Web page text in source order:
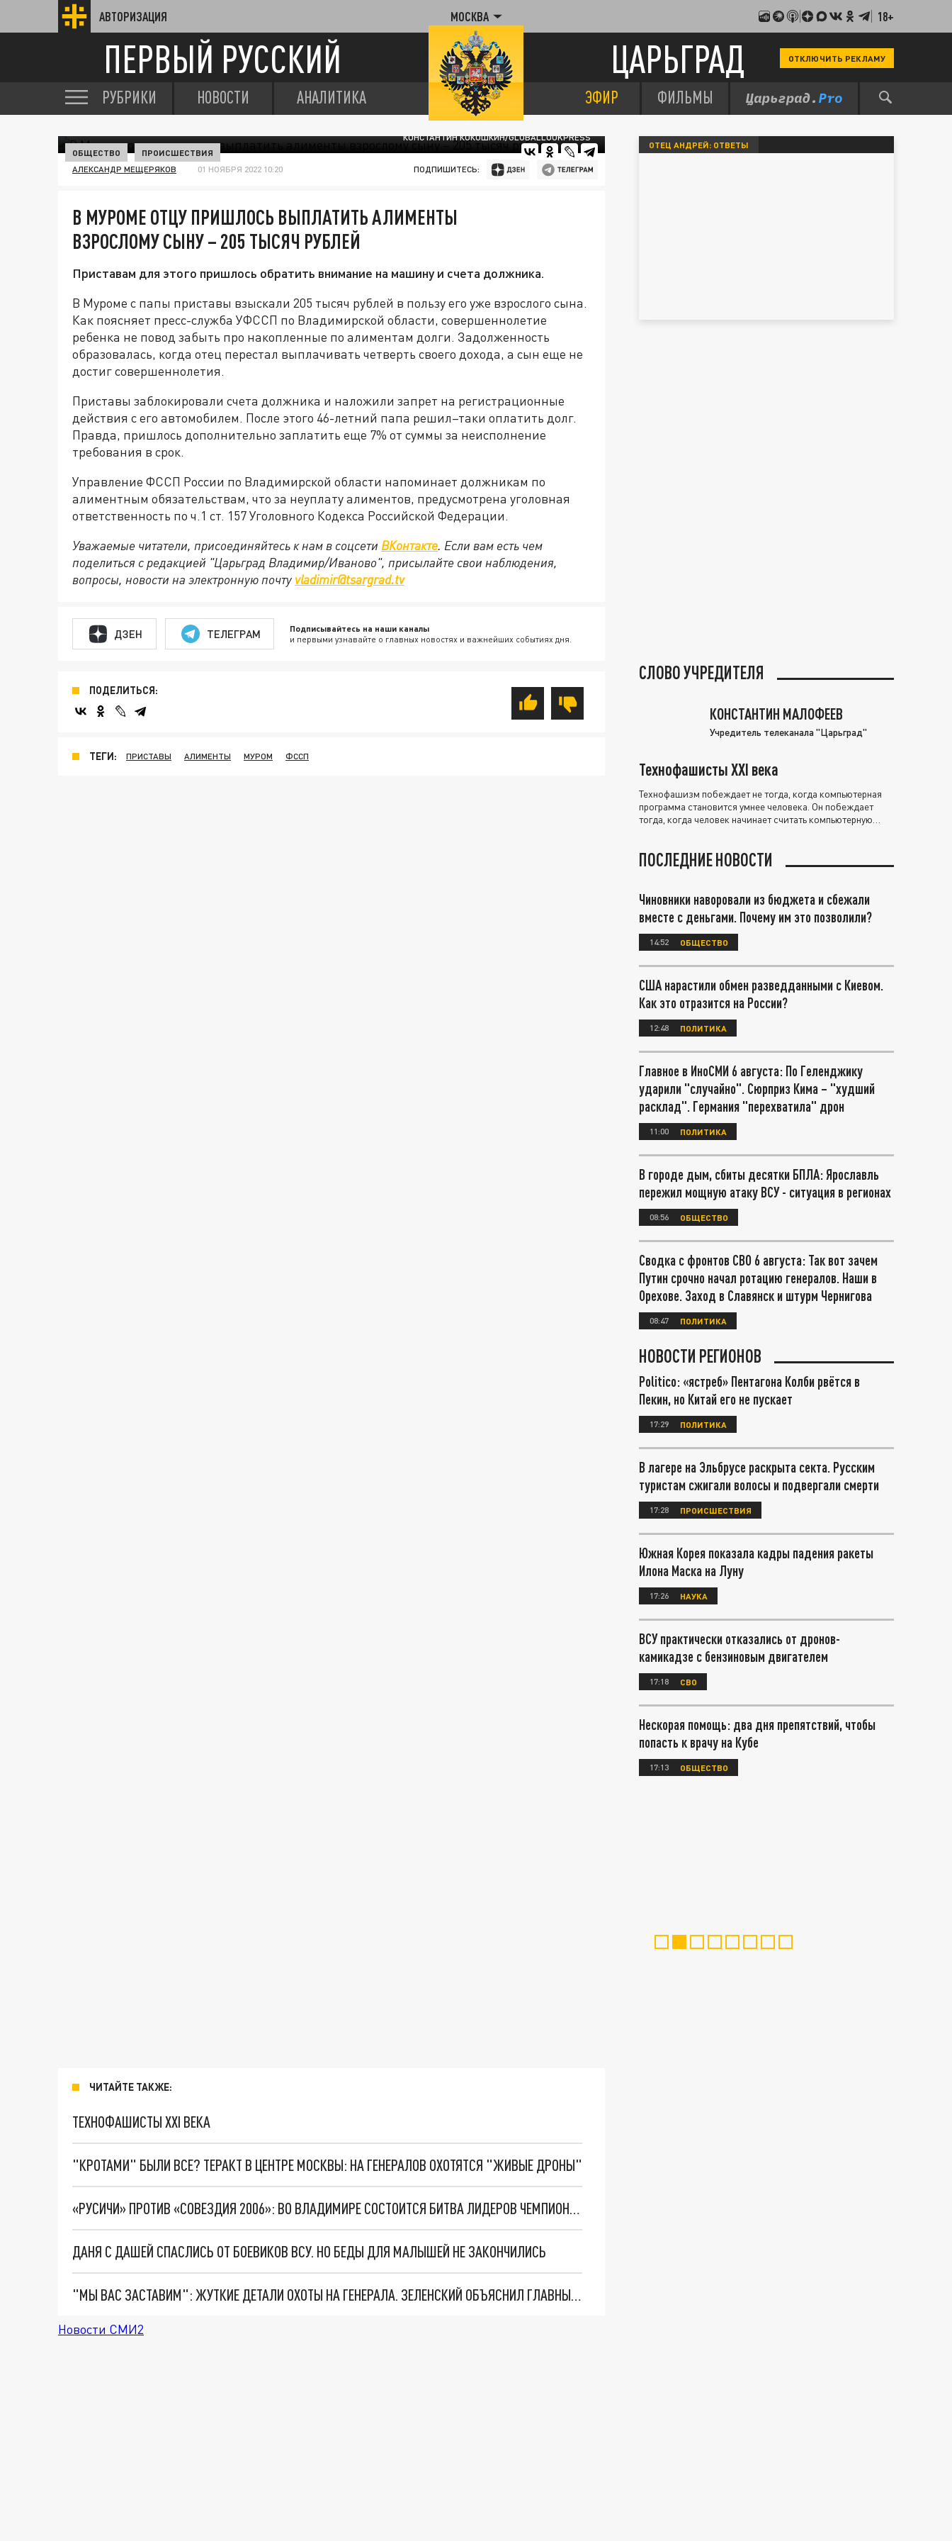
АВТОРИЗАЦИЯ МОСКВА 18+
ПЕРВЫЙ РУССКИЙ ЦАРЬГРАД ОТКЛЮЧИТЬ РЕКЛАМУ
РУБРИКИ НОВОСТИ АНАЛИТИКА ЭФИР ФИЛЬМЫ
КОНСТАНТИН КОКОШКИН/GLOBALLOOKPRESS
ОБЩЕСТВО ПРОИСШЕСТВИЯ
АЛЕКСАНДР МЕЩЕРЯКОВ 01 НОЯБРЯ 2022 10:20 ПОДПИШИТЕСЬ:
В МУРОМЕ ОТЦУ ПРИШЛОСЬ ВЫПЛАТИТЬ АЛИМЕНТЫ
ВЗРОСЛОМУ СЫНУ – 205 ТЫСЯЧ РУБЛЕЙ
Приставам для этого пришлось обратить внимание на машину и счета должника.
В Муроме с папы приставы взыскали 205 тысяч рублей в пользу его уже взрослого сына.
Как поясняет пресс-служба УФССП по Владимирской области, совершеннолетие
ребенка не повод забыть про накопленные по алиментам долги. Задолженность
образовалась, когда отец перестал выплачивать четверть своего дохода, а сын еще не
достиг совершеннолетия.
Приставы заблокировали счета должника и наложили запрет на регистрационные
действия с его автомобилем. После этого 46-летний папа решил–таки оплатить долг.
Правда, пришлось дополнительно заплатить еще 7% от суммы за неисполнение
требования в срок.
Управление ФССП России по Владимирской области напоминает должникам по
алиментным обязательствам, что за неуплату алиментов, предусмотрена уголовная
ответственность по ч.1 ст. 157 Уголовного Кодекса Российской Федерации.
Уважаемые читатели, присоединяйтесь к нам в соцсети ВКонтакте. Если вам есть чем
поделиться с редакцией "Царьград Владимир/Иваново", присылайте свои наблюдения,
вопросы, новости на электронную почту vladimir@tsargrad.tv
ДЗЕН ТЕЛЕГРАМ Подписывайтесь на наши каналы
и первыми узнавайте о главных новостях и важнейших событиях дня.
ПОДЕЛИТЬСЯ:
ТЕГИ: ПРИСТАВЫ АЛИМЕНТЫ МУРОМ ФССП
ЧИТАЙТЕ ТАКЖЕ:
ТЕХНОФАШИСТЫ XXI ВЕКА
"КРОТАМИ" БЫЛИ ВСЕ? ТЕРАКТ В ЦЕНТРЕ МОСКВЫ: НА ГЕНЕРАЛОВ ОХОТЯТСЯ "ЖИВЫЕ ДРОНЫ"
«РУСИЧИ» ПРОТИВ «СОВЕЗДИЯ 2006»: ВО ВЛАДИМИРЕ СОСТОИТСЯ БИТВА ЛИДЕРОВ ЧЕМПИОНАТА ЮХЛ
ДАНЯ С ДАШЕЙ СПАСЛИСЬ ОТ БОЕВИКОВ ВСУ. НО БЕДЫ ДЛЯ МАЛЫШЕЙ НЕ ЗАКОНЧИЛИСЬ
"МЫ ВАС ЗАСТАВИМ": ЖУТКИЕ ДЕТАЛИ ОХОТЫ НА ГЕНЕРАЛА. ЗЕЛЕНСКИЙ ОБЪЯСНИЛ ГЛАВНЫЙ СМЫСЛ ТЕРАКТА В ЦЕНТРЕ МОСКВЫ
Новости СМИ2
ОТЕЦ АНДРЕЙ: ОТВЕТЫ
СЛОВО УЧРЕДИТЕЛЯ
КОНСТАНТИН МАЛОФЕЕВ
Учредитель телеканала "Царьград"
Технофашисты XXI века
Технофашизм побеждает не тогда, когда компьютерная
программа становится умнее человека. Он побеждает
тогда, когда человек начинает считать компьютерную
ПОСЛЕДНИЕ НОВОСТИ
Чиновники наворовали из бюджета и сбежали
вместе с деньгами. Почему им это позволили?
14:52 ОБЩЕСТВО
США нарастили обмен разведданными с Киевом.
Как это отразится на России?
12:48 ПОЛИТИКА
Главное в ИноСМИ 6 августа: По Геленджику
ударили "случайно". Сюрприз Кима – "худший
расклад". Германия "перехватила" дрон
11:00 ПОЛИТИКА
В городе дым, сбиты десятки БПЛА: Ярославль
пережил мощную атаку ВСУ - ситуация в регионах
08:56 ОБЩЕСТВО
Сводка с фронтов СВО 6 августа: Так вот зачем
Путин срочно начал ротацию генералов. Наши в
Орехове. Заход в Славянск и штурм Чернигова
08:47 ПОЛИТИКА
НОВОСТИ РЕГИОНОВ
Politico: «ястреб» Пентагона Колби рвётся в
Пекин, но Китай его не пускает
17:29 ПОЛИТИКА
В лагере на Эльбрусе раскрыта секта. Русским
туристам сжигали волосы и подвергали смерти
17:28 ПРОИСШЕСТВИЯ
Южная Корея показала кадры падения ракеты
Илона Маска на Луну
17:26 НАУКА
ВСУ практически отказались от дронов-
камикадзе с бензиновым двигателем
17:18 СВО
Нескорая помощь: два дня препятствий, чтобы
попасть к врачу на Кубе
17:13 ОБЩЕСТВО